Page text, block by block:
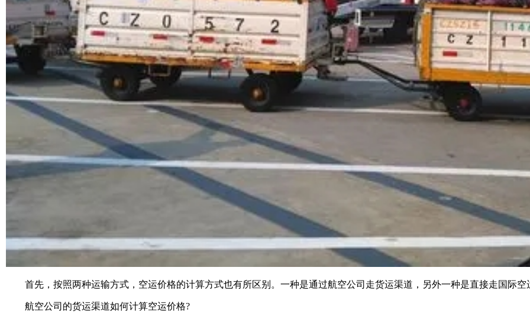
首先，按照两种运输方式，空运价格的计算方式也有所区别。一种是通过航空公司走货运渠道，另外一种是直接走国际空
航空公司的货运渠道如何计算空运价格?